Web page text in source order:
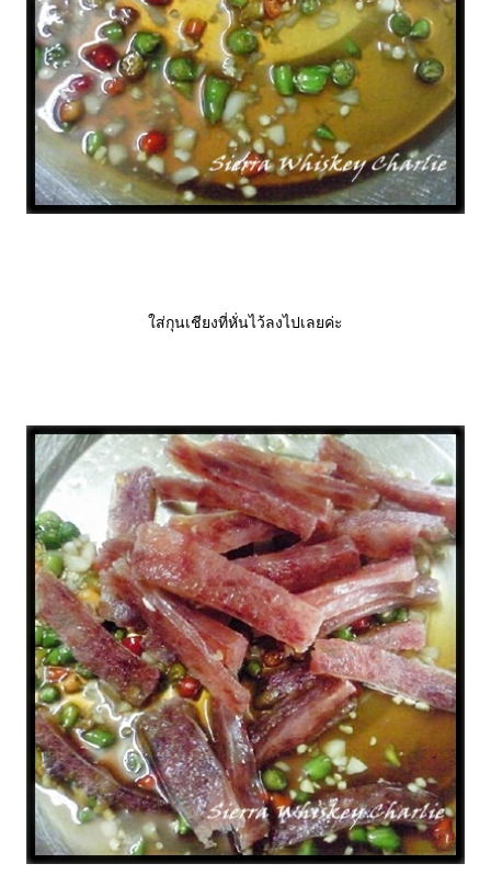
ส่กุนเชียงที่หั่นไว้ลงไปเลยค่ะ